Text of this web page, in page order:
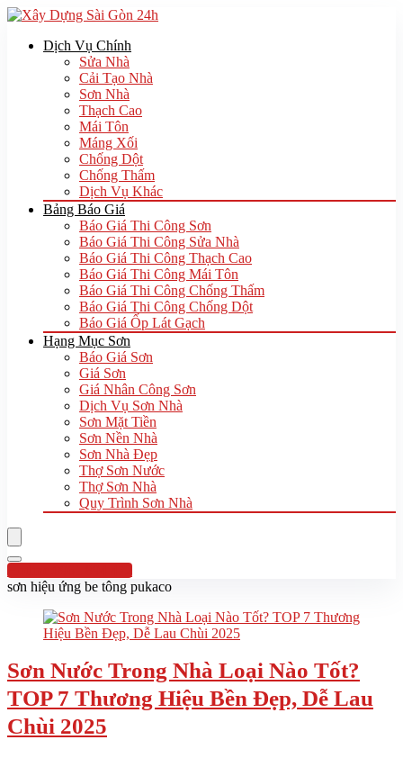
Dịch Vụ Chính
Sửa Nhà
Cải Tạo Nhà
Sơn Nhà
Thạch Cao
Mái Tôn
Máng Xối
Chống Dột
Chống Thấm
Dịch Vụ Khác
Bảng Báo Giá
Báo Giá Thi Công Sơn
Báo Giá Thi Công Sửa Nhà
Báo Giá Thi Công Thạch Cao
Báo Giá Thi Công Mái Tôn
Báo Giá Thi Công Chống Thấm
Báo Giá Thi Công Chống Dột
Báo Giá Ốp Lát Gạch
Hạng Mục Sơn
Báo Giá Sơn
Giá Sơn
Giá Nhân Công Sơn
Dịch Vụ Sơn Nhà
Sơn Mặt Tiền
Sơn Nền Nhà
Sơn Nhà Đẹp
Thợ Sơn Nước
Thợ Sơn Nhà
Quy Trình Sơn Nhà
Hotline:0961 894 472
sơn hiệu ứng be tông pukaco
Sơn Nước Trong Nhà Loại Nào Tốt?
TOP 7 Thương Hiệu Bền Đẹp, Dễ Lau
Chùi 2025